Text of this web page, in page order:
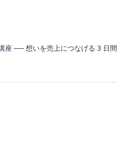
座 ── 想いを売上につなげる 3 日間